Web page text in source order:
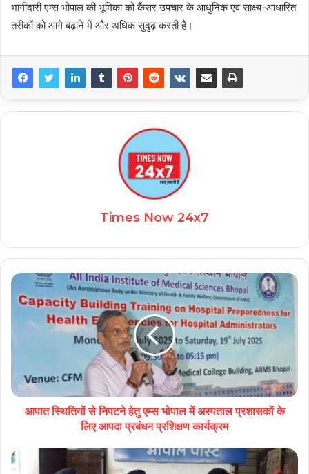
भागीदारी एम्स भोपाल की भूमिका को कैंसर उपचार के आधुनिक एवं साक्ष्य-आधारित
तरीकों को आगे बढ़ाने में और अधिक सुदृढ़ करती है।
Times Now 24x7
आपात स्थितियों से निपटने हेतु एम्स भोपाल में अस्पताल प्रशासकों के
लिए आपदा प्रबंधन प्रशिक्षण कार्यक्रम